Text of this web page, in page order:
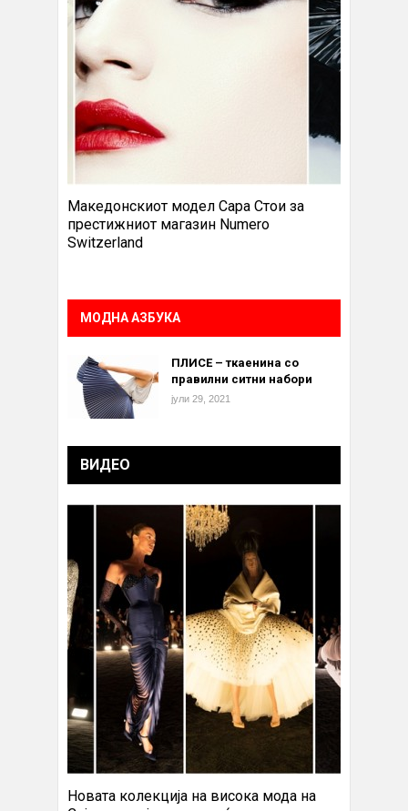
Македонскиот модел Сара Стои за
престижниот магазин Numero
Switzerland
МОДНА АЗБУКА
ПЛИСЕ – ткаенина со
правилни ситни набори
јули 29, 2021
ВИДЕО
Новата колекција на висока мода на